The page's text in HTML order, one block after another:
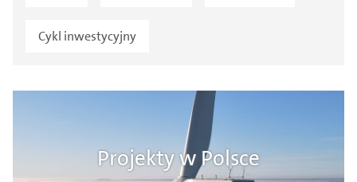
Cykl inwestycyjny
Projekty w Polsce